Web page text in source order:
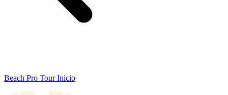
Beach Pro Tour Inicio